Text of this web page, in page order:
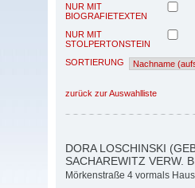
NUR MIT
BIOGRAFIETEXTEN
NUR MIT
STOLPERTONSTEIN
SORTIERUNG
zurück zur Auswahlliste
DORA LOSCHINSKI
SACHAREWITZ VERW.
Mörkenstraße 4 vormals